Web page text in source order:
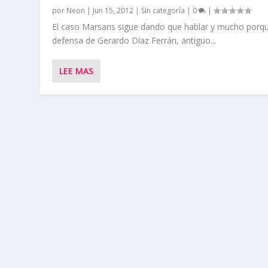
por Neon | Jun 15, 2012 | Sin categoría | 0 |
El caso Marsans sigue dando que hablar y mucho
defensa de Gerardo Díaz Ferrán, antiguo...
LEE MAS